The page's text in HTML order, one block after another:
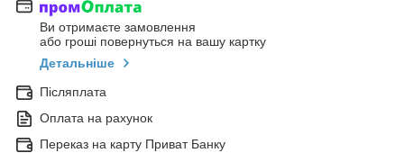
Ви отримаєте замовлення
або гроші повернуться на вашу картку
Детальніше
Післяплата
Оплата на рахунок
Переказ на карту Приват Банку